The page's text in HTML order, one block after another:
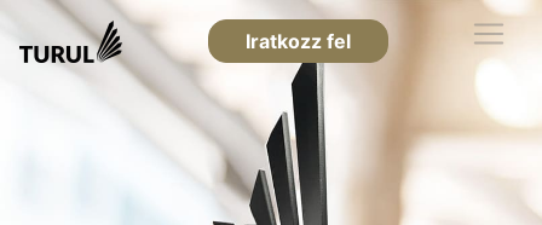
Iratkozz fel